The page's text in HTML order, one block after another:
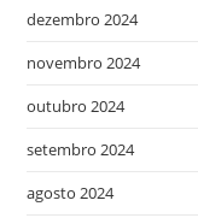
dezembro 2024
novembro 2024
outubro 2024
setembro 2024
agosto 2024